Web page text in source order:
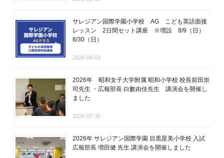
サレジアン国際学園小学校 AG こども英語面接
レッスン 2日間セット講座 ※増設 8/9（日）
8/30（日）
2026-08-03
2026年 昭和女子大学附属 昭和小学校 校長前田崇
司先生 ・広報部長 白數由佳先生 講演会を開催し
ました
2026-07-30
2026年 サレジアン国際学園 目黒星美小学校 入試
広報部長 増田健 先生 講演会を開催しました